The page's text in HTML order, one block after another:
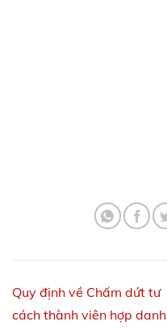
Quy định về Chấm dứt tư
cách thành viên hợp danh